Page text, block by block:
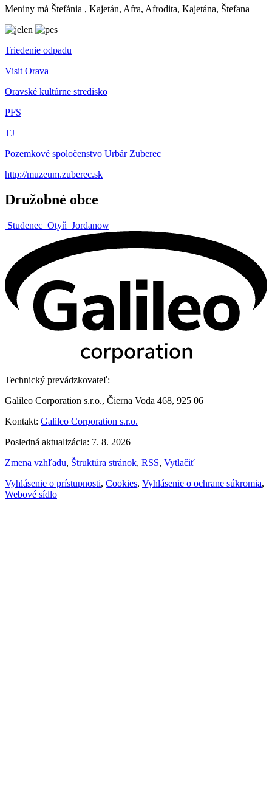
Meniny má Štefánia , Kajetán, Afra, Afrodita, Kajetána, Štefana
Triedenie odpadu
Visit Orava
Oravské kultúrne stredisko
PFS
TJ
Pozemkové spoločenstvo Urbár Zuberec
http://muzeum.zuberec.sk
Družobné obce
Studenec Otyň Jordanow
Technický prevádzkovateľ:
Galileo Corporation s.r.o., Čierna Voda 468, 925 06
Kontakt: Galileo Corporation s.r.o.
Posledná aktualizácia: 7. 8. 2026
Zmena vzhľadu, Štruktúra stránok, RSS, Vytlačiť
Vyhlásenie o prístupnosti, Cookies, Vyhlásenie o ochrane súkromia,
Webové sídlo